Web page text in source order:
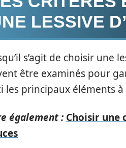
LESSIVE
s’agit de choisir
être examinés pour
les principaux éléments
également : Choisir une